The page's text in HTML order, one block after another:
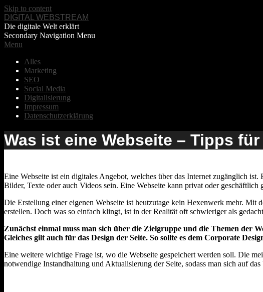
Skip to content
DIGITAL WEBSTREAM
Die digitale Welt erklärt
Secondary Navigation Menu
Menu
Alles
Marketing
SEO
Social Media
Digitalisierung
Impressum
Datenschutzerklärung
Was ist eine Webseite – Tipps
Eine Webseite ist ein digitales Angebot, welches über das Internet zugänglich
Bilder, Texte oder auch Videos sein. Eine Webseite kann privat oder geschäftlich
Die Erstellung einer eigenen Webseite ist heutzutage kein Hexenwerk mehr.
erstellen. Doch was so einfach klingt, ist in der Realität oft schwieriger als
Zunächst einmal muss man sich über die Zielgruppe und die Themen der
Gleiches gilt auch für das Design der Seite. So sollte es dem Corporate
Eine weitere wichtige Frage ist, wo die Webseite gespeichert werden soll. Die
notwendige Instandhaltung und Aktualisierung der Seite, sodass man sich auf